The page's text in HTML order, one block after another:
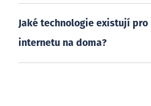
Jaké technologie existují
internetu na doma?